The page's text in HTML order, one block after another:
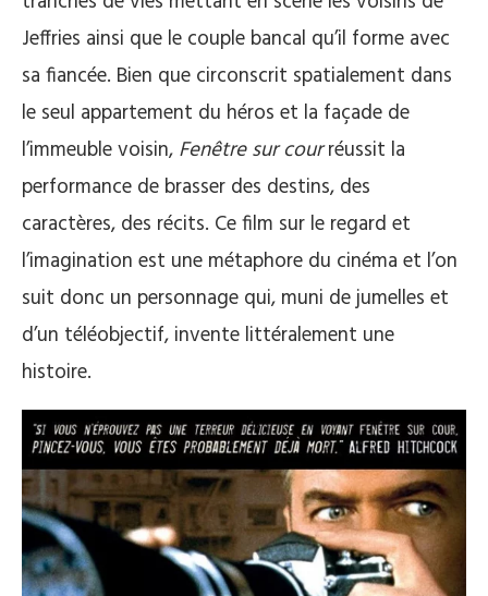
Jeffries ainsi que le couple bancal qu’il forme avec
sa fiancée. Bien que circonscrit spatialement dans
le seul appartement du héros et la façade de
l’immeuble voisin, Fenêtre sur courréussit la
performance de brasser des destins, des
caractères, des récits. Ce film sur le regard et
l’imagination est une métaphore du cinéma et l’on
suit donc un personnage qui, muni de jumelles et
d’un téléobjectif, invente littéralement une
histoire.